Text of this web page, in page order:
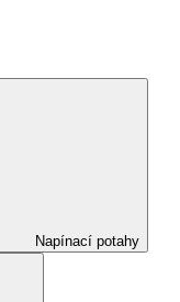
Napínací potahy